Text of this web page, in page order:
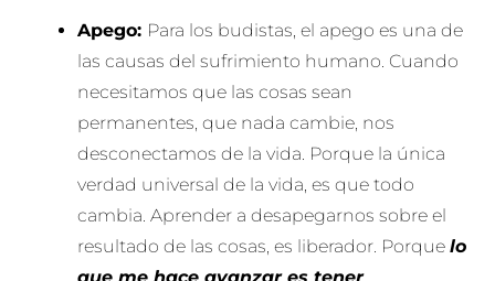
Apego: Para los budistas, el apego es una de
las causas del sufrimiento humano. Cuando
necesitamos que las cosas sean
permanentes, que nada cambie, nos
desconectamos de la vida. Porque la única
verdad universal de la vida, es que todo
cambia. Aprender a desapegarnos sobre el
resultado de las cosas, es liberador. Porquelo